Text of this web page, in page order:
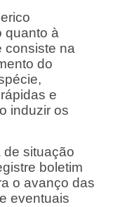
quanto à
consiste na
do
e
induzir os
de situação
boletim
o avanço das
eventuais